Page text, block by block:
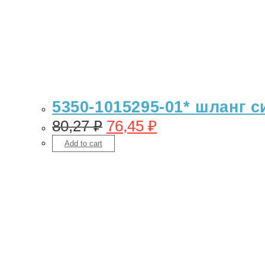
5350-1015295-01* шланг
80,27₽ 76,45 ₽
Add to cart